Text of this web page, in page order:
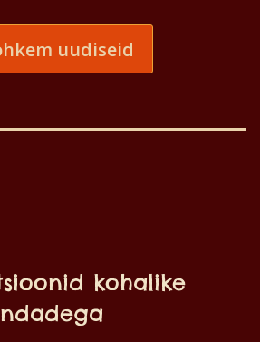
uudiseid
kohalike